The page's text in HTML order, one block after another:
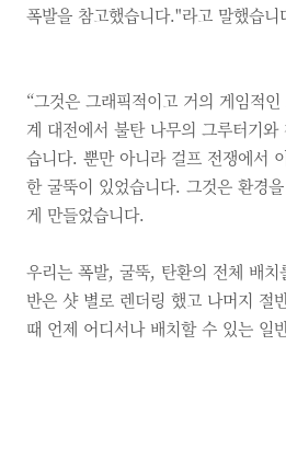
폭발을 참고했습니다."라고 말했습니
“그것은 그래픽적이고 거의 게임적
계 대전에서 불탄 나무의 그루터기
습니다. 뿐만 아니라 걸프 전쟁에서
한 굴뚝이 있었습니다. 그것은 환경
게 만들었습니다.
우리는 폭발, 굴뚝, 탄환의 전체 배
반은 샷 별로 렌더링 했고 나머지 절
때 언제 어디서나 배치할 수 있는 일